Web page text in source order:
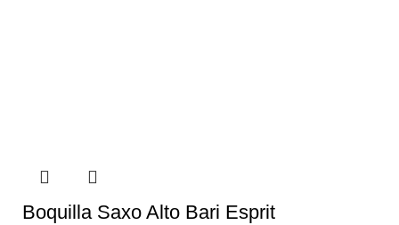
Boquilla Saxo Alto Bari Esprit